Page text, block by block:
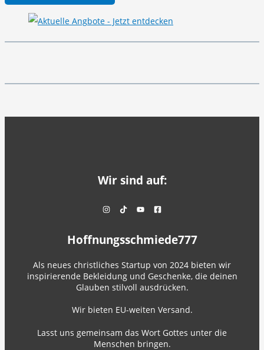
Wir sind auf:
Hoffnungsschmiede777
Als neues christliches Startup von 2024 bieten wir
inspirierende Bekleidung und Geschenke, die deinen
Glauben stilvoll ausdrücken.
Wir bieten EU-weiten Versand.
Lasst uns gemeinsam das Wort Gottes unter die
Menschen bringen.